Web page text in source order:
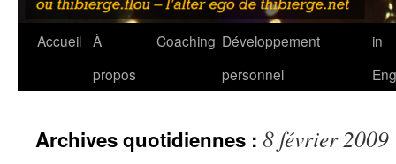
Accueil À
propos
Coaching Développement
personnel
in
Archives quotidiennes : 8 février 2009